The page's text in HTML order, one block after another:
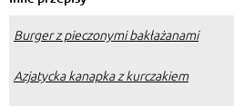
Burger z pieczonymi bakłażanami
Azjatycka kanapka z kurczakiem